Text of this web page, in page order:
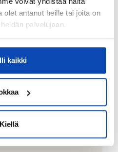
olet antanut heille tai joita on
palvelujaan.
kaikki
Kiellä